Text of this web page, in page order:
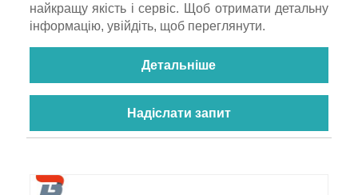
найкращу якість і сервіс. Щоб отримати детальну
інформацію, увійдіть, щоб переглянути.
Детальніше
Надіслати запит